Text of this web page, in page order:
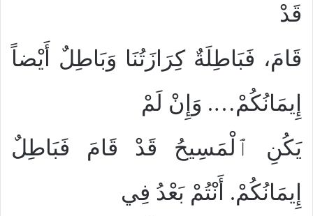
قَدْ
قَامَ، فَبَاطِلَةٌ كِرَازَتُنَا وَبَاطِلٌ أَيْضاً
إِيمَانُكُمْ…. وَإِنْ لَمْ
يَكُنِ ٱلْمَسِيحُ قَدْ قَامَ فَبَاطِلٌ
إِيمَانُكُمْ. أَنْتُمْ بَعْدُ فِي